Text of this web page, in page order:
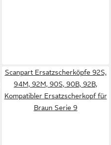
Scanpart Ersatzscherköpfe 92S,
94M, 92M, 90S, 90B, 92B,
Kompatibler Ersatzscherkopf für
Braun Serie 9